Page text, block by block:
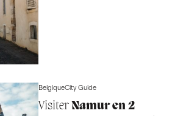
BelgiqueCity Guide
VisiterNamur en 2